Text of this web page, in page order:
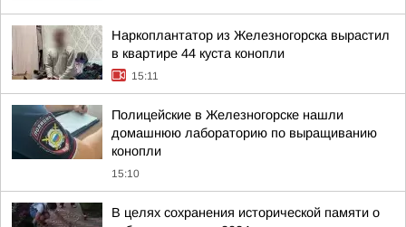
Наркоплантатор из Железногорска вырастил
в квартире 44 куста конопли
15:11
Полицейские в Железногорске нашли
домашнюю лабораторию по выращиванию
конопли
15:10
В целях сохранения исторической памяти о